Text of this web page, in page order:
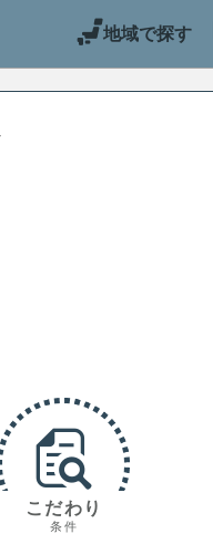
地域で探す
こだわり
条件